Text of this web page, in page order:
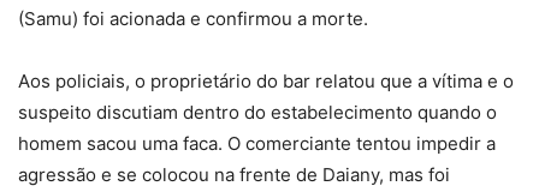
(Samu) foi acionada e confirmou a morte.
Aos policiais, o proprietário do bar relatou que a vítima e o
suspeito discutiam dentro do estabelecimento quando o
homem sacou uma faca. O comerciante tentou impedir a
agressão e se colocou na frente de Daiany, mas foi